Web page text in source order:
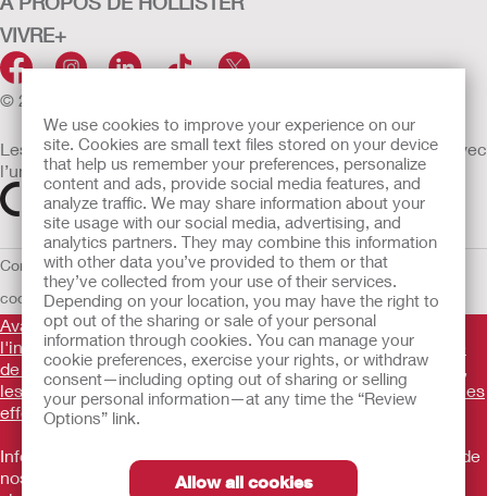
We use cookies to improve your experience on our
site. Cookies are small text files stored on your device
that help us remember your preferences, personalize
content and ads, provide social media features, and
analyze traffic. We may share information about your
site usage with our social media, advertising, and
analytics partners. They may combine this information
with other data you’ve provided to them or that
they’ve collected from your use of their services.
Depending on your location, you may have the right to
opt out of the sharing or sale of your personal
information through cookies. You can manage your
cookie preferences, exercise your rights, or withdraw
consent—including opting out of sharing or selling
your personal information—at any time the “Review
Options” link.
Allow all cookies
VIVRE+
© 2026 Hollister Incorporated
Les dispositifs médicaux vendus dans l’UE sont marqués avec
l’un des symboles suivants selon le besoin
Conditions d'utilisation Politique de confidentialité Utilisation des
cookiesUE Avis au DénonciateurConditions générales de vente
Avant d'utiliser les produits mentionnés, veuillez lire
l'intégralité des consignes d'utilisation fournies sur la notice
de chaque produit pour connaître l'indication, la description,
les contre-indications, les avertissements, les précautions, les
effets indésirables et le mode d'emploi du dispositif.
Informations promotionnelles à destination des utilisateurs de
nos produits ne constituant pas un conseil médical et ne